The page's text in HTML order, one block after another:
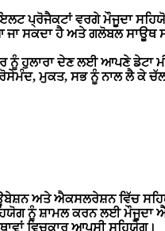
ਪ੍ਰੋਜੈਕਟਾਂ ਵਰਗੇ ਮੌਜੂਦਾ
ਜਾ ਸਕਦਾ ਹੈ ਅਤੇ ਗਲੋਬਲ ਸਾਊਥ
ਨੂੰ ਹੁਲਾਰਾ ਦੇਣ ਲਈ ਆਪਣੇ ਡੇਟਾ
,ਮੁਕਤ,ਸਭ ਨੂੰ ਨਾਲ ਲੈ ਕੇ
ਅਤੇ ਐਕਸਲਰੇਸ਼ਨ ਵਿੱਚ
ਨੂੰ ਸ਼ਾਮਲ ਕਰਨ ਲਈ ਮੌਜੂਦਾ
ਵਿਚਕਾਰ ਆਪਸੀ ਸਹਿਯੋਗ।